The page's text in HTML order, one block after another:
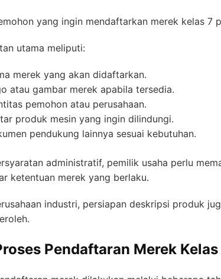
yang ingin mendaftarkan merek kelas 7
utama meliputi:
merek yang akan didaftarkan.
atau gambar merek apabila tersedia.
pemohon atau perusahaan.
produk mesin yang ingin dilindungi.
pendukung lainnya sesuai kebutuhan.
administratif, pemilik usaha perlu
ketentuan merek yang berlaku.
industri, persiapan deskripsi produk
Pendaftaran Merek